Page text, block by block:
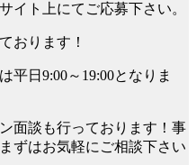
イト上にてご応募下さい。
おります！
日9:00～19:00となりま
面談も行っております！事
ずはお気軽にご相談下さい